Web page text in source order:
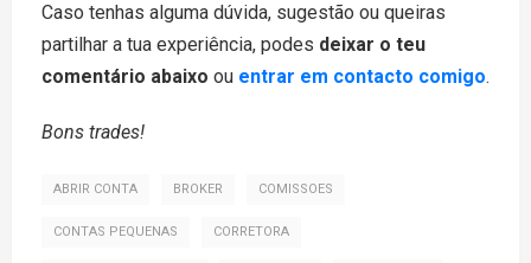
Caso tenhas alguma dúvida, sugestão ou queiras
partilhar a tua experiência, podes deixar o teu
comentário abaixo ou entrar em contacto comigo.
Bons trades!
ABRIR CONTA BROKER COMISSOES
CONTAS PEQUENAS CORRETORA